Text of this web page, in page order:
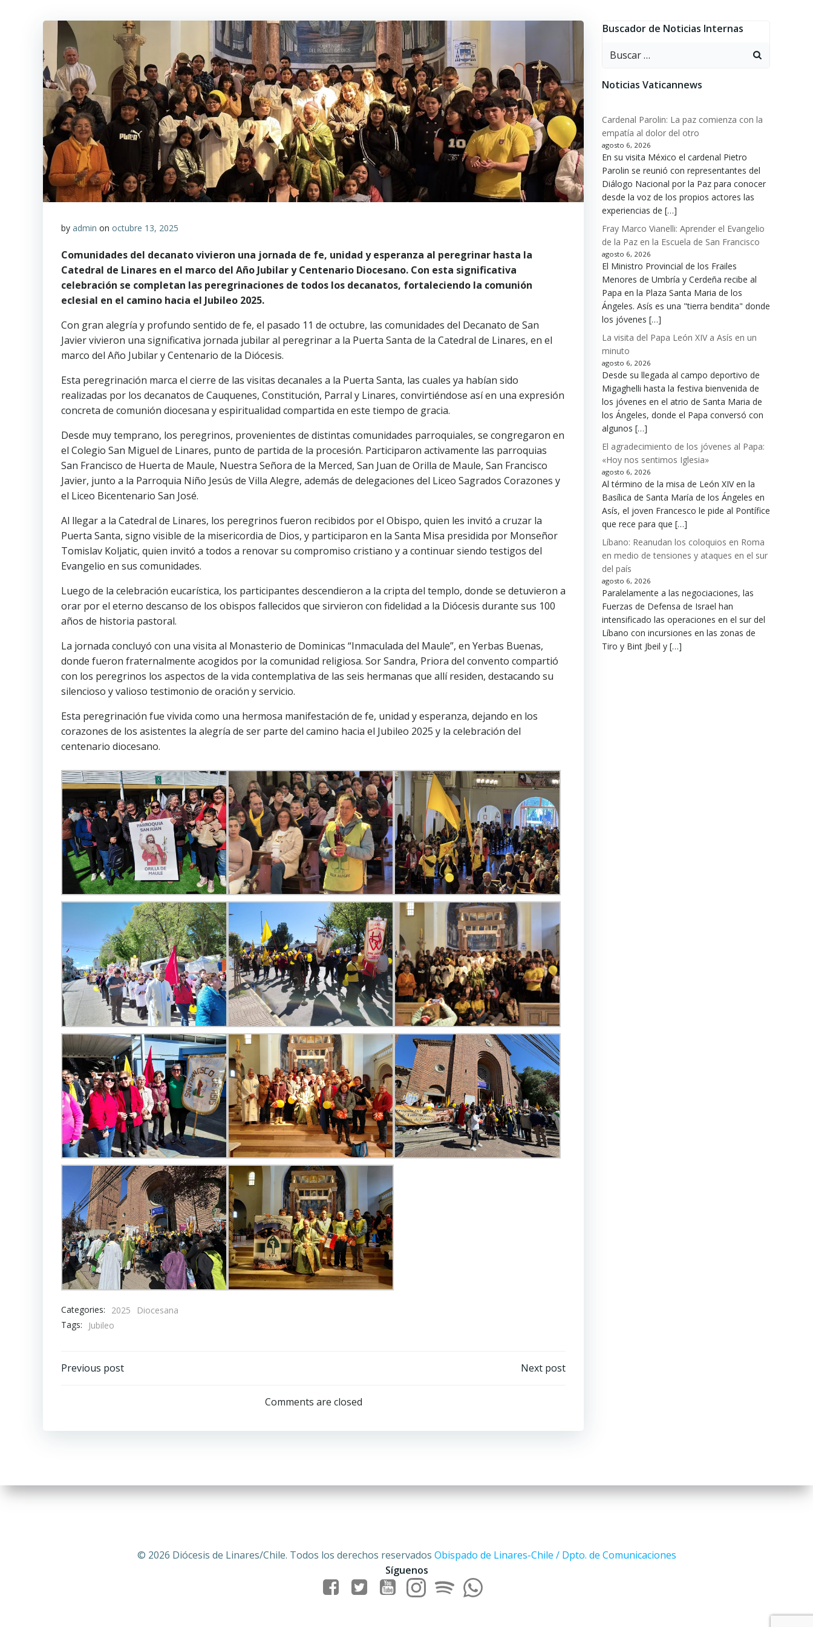
by admin on octubre 13, 2025
Comunidades del decanato vivieron una jornada de fe, unidad y esperanza al peregrinar hasta la
Catedral de Linares en el marco del Año Jubilar y Centenario Diocesano. Con esta significativa
celebración se completan las peregrinaciones de todos los decanatos, fortaleciendo la comunión
eclesial en el camino hacia el Jubileo 2025.
Con gran alegría y profundo sentido de fe, el pasado 11 de octubre, las comunidades del Decanato de San
Javier vivieron una significativa jornada jubilar al peregrinar a la Puerta Santa de la Catedral de Linares, en el
marco del Año Jubilar y Centenario de la Diócesis.
Esta peregrinación marca el cierre de las visitas decanales a la Puerta Santa, las cuales ya habían sido
realizadas por los decanatos de Cauquenes, Constitución, Parral y Linares, convirtiéndose así en una expresión
concreta de comunión diocesana y espiritualidad compartida en este tiempo de gracia.
Desde muy temprano, los peregrinos, provenientes de distintas comunidades parroquiales, se congregaron en
el Colegio San Miguel de Linares, punto de partida de la procesión. Participaron activamente las parroquias
San Francisco de Huerta de Maule, Nuestra Señora de la Merced, San Juan de Orilla de Maule, San Francisco
Javier, junto a la Parroquia Niño Jesús de Villa Alegre, además de delegaciones del Liceo Sagrados Corazones y
el Liceo Bicentenario San José.
Al llegar a la Catedral de Linares, los peregrinos fueron recibidos por el Obispo, quien les invitó a cruzar la
Puerta Santa, signo visible de la misericordia de Dios, y participaron en la Santa Misa presidida por Monseñor
Tomislav Koljatic, quien invitó a todos a renovar su compromiso cristiano y a continuar siendo testigos del
Evangelio en sus comunidades.
Luego de la celebración eucarística, los participantes descendieron a la cripta del templo, donde se detuvieron a
orar por el eterno descanso de los obispos fallecidos que sirvieron con fidelidad a la Diócesis durante sus 100
años de historia pastoral.
La jornada concluyó con una visita al Monasterio de Dominicas “Inmaculada del Maule”, en Yerbas Buenas,
donde fueron fraternalmente acogidos por la comunidad religiosa. Sor Sandra, Priora del convento compartió
con los peregrinos los aspectos de la vida contemplativa de las seis hermanas que allí residen, destacando su
silencioso y valioso testimonio de oración y servicio.
Esta peregrinación fue vivida como una hermosa manifestación de fe, unidad y esperanza, dejando en los
corazones de los asistentes la alegría de ser parte del camino hacia el Jubileo 2025 y la celebración del
centenario diocesano.
Categories: 2025
Diocesana
Tags:
Jubileo
Navegación
las
Previous post
por
las
Next post
Comments are closed
Buscador de Noticias Internas
Buscar:
Noticias Vaticannews
Cardenal Parolin: La paz comienza con la
empatía al dolor del otro
agosto 6, 2026
En su visita México el cardenal Pietro
Parolin se reunió con representantes del
Diálogo Nacional por la Paz para conocer
desde la voz de los propios actores las
experiencias de […]
Fray Marco Vianelli: Aprender el Evangelio
de la Paz en la Escuela de San Francisco
agosto 6, 2026
El Ministro Provincial de los Frailes
Menores de Umbría y Cerdeña recibe al
Papa en la Plaza Santa Maria de los
Ángeles. Asís es una "tierra bendita" donde
los jóvenes […]
La visita del Papa León XIV a Asís en un
minuto
agosto 6, 2026
Desde su llegada al campo deportivo de
Migaghelli hasta la festiva bienvenida de
los jóvenes en el atrio de Santa Maria de
los Ángeles, donde el Papa conversó con
algunos […]
El agradecimiento de los jóvenes al Papa:
«Hoy nos sentimos Iglesia»
agosto 6, 2026
Al término de la misa de León XIV en la
Basílica de Santa María de los Ángeles en
Asís, el joven Francesco le pide al Pontífice
que rece para que […]
Líbano: Reanudan los coloquios en Roma
en medio de tensiones y ataques en el sur
del país
agosto 6, 2026
Paralelamente a las negociaciones, las
Fuerzas de Defensa de Israel han
intensificado las operaciones en el sur del
Líbano con incursiones en las zonas de
Tiro y Bint Jbeil y […]
© 2026 Diócesis de Linares/Chile. Todos los derechos reservados Obispado de Linares-Chile / Dpto. de Comunicaciones
Síguenos